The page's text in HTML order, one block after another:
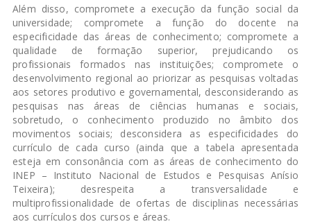
Além disso, compromete a execução da função social da
universidade; compromete a função do docente na
especificidade das áreas de conhecimento; compromete a
qualidade de formação superior, prejudicando os
profissionais formados nas instituições; compromete o
desenvolvimento regional ao priorizar as pesquisas voltadas
aos setores produtivo e governamental, desconsiderando as
pesquisas nas áreas de ciências humanas e sociais,
sobretudo, o conhecimento produzido no âmbito dos
movimentos sociais; desconsidera as especificidades do
currículo de cada curso (ainda que a tabela apresentada
esteja em consonância com as áreas de conhecimento do
INEP – Instituto Nacional de Estudos e Pesquisas Anísio
Teixeira); desrespeita a transversalidade e
multiprofissionalidade de ofertas de disciplinas necessárias
aos currículos dos cursos e áreas.